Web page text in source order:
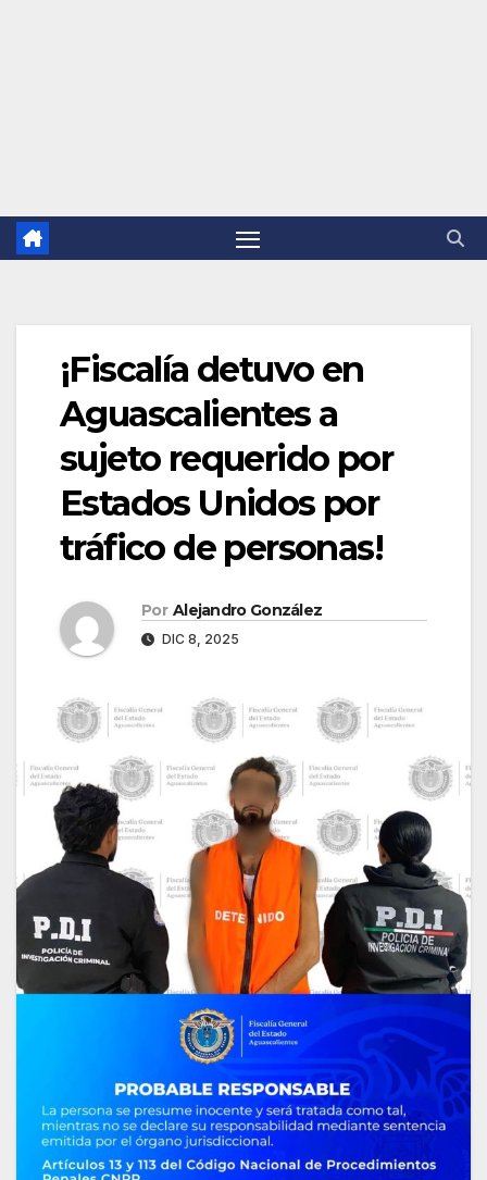
¡Fiscalía detuvo en
Aguascalientes a
sujeto requerido por
Estados Unidos por
tráfico de personas!
Por Alejandro González
DIC 8, 2025